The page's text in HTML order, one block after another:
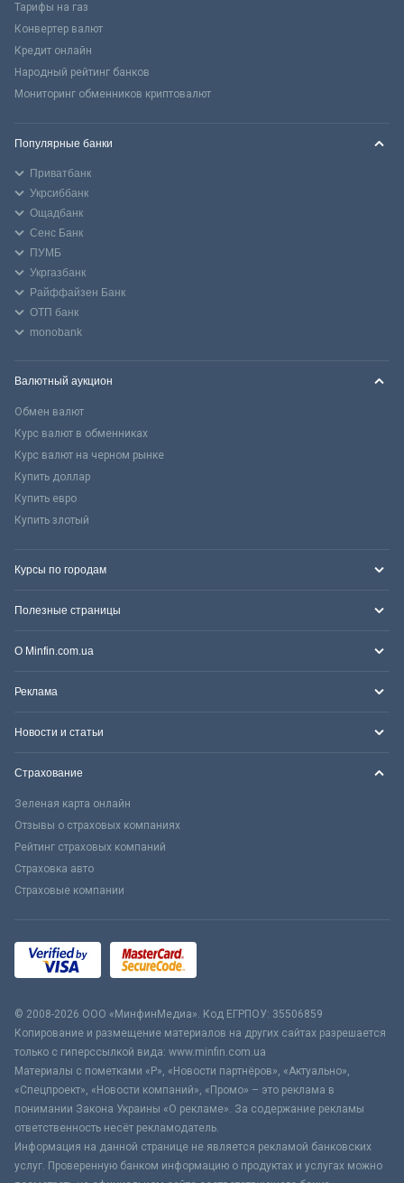
Тарифы на газ
Конвертер валют
Кредит онлайн
Народный рейтинг банков
Мониторинг обменников криптовалют
Популярные банки
Приватбанк
Укрсиббанк
Ощадбанк
Сенс Банк
ПУМБ
Укргазбанк
Райффайзен Банк
ОТП банк
monobank
Валютный аукцион
Обмен валют
Курс валют в обменниках
Курс валют на черном рынке
Купить доллар
Купить евро
Купить злотый
Курсы по городам
Полезные страницы
О Minfin.com.ua
Реклама
Новости и статьи
Страхование
Зеленая карта онлайн
Отзывы о страховых компаниях
Рейтинг страховых компаний
Страховка авто
Страховые компании
© 2008-2026 ООО «МинфинМедиа». Код ЕГРПОУ: 35506859
Копирование и размещение материалов на других сайтах разрешается
только с гиперссылкой вида: www.minfin.com.ua
Материалы с пометками «Р», «Новости партнёров», «Актуально»,
«Спецпроект», «Новости компаний», «Промо» – это реклама в
понимании Закона Украины «О рекламе». За содержание рекламы
ответственность несёт рекламодатель.
Информация на данной странице не является рекламой банковских
услуг. Проверенную банком информацию о продуктах и услугах можно